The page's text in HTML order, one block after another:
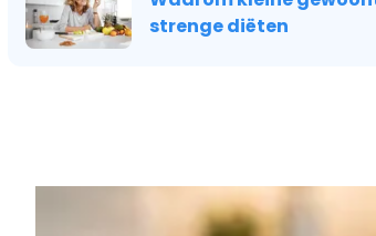
strenge diëten
KLEINE